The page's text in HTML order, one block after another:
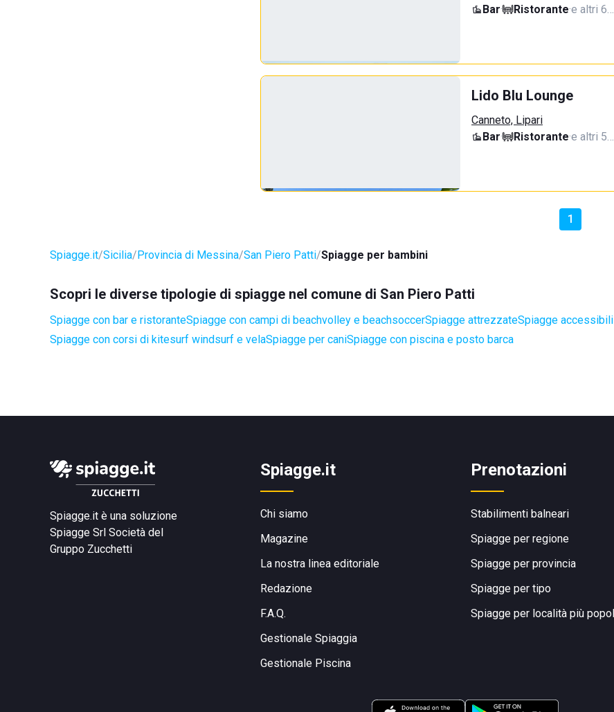
Bar· Ristorante·e altri 6…
Lido Blu Lounge
Canneto, Lipari
Bar· Ristorante·e altri 5…
1
Spiagge.it Sicilia Provincia di Messina San Piero Patti Spiagge per bambini
Scopri le diverse tipologie di spiagge nel comune di San Piero Patti
Spiagge con bar e ristoranteSpiagge con campi di beachvolley e beachsoccerSpiagge attrezzateSpiagge
Spiagge con corsi di kitesurf windsurf e velaSpiagge per caniSpiagge con piscina e posto barca
Spiagge.it è una soluzione
Spiagge Srl Società del
Gruppo Zucchetti
Spiagge.it
Chi siamo
Magazine
La nostra linea editoriale
Redazione
F.A.Q.
Gestionale Spiaggia
Gestionale Piscina
Prenotazioni
Stabilimenti balneari
Spiagge per regione
Spiagge per provincia
Spiagge per tipo
Spiagge per località più